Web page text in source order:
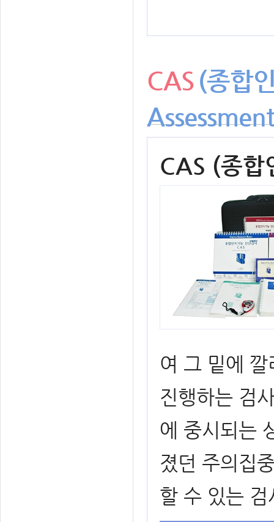
CAS (종합
CAS (종합
여 그 밑에
진행하는 검
에 중시되는
졌던 주의집
할 수 있는